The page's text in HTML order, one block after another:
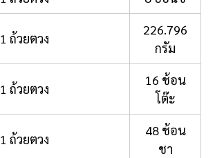
1 ถ้วยตวง
226.796
กรัม
1 ถ้วยตวง
16 ช้อน
โต๊ะ
1 ถ้วยตวง
48 ช้อน
ชา